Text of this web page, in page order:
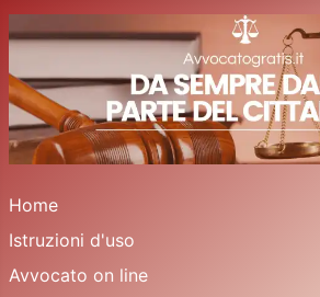
Home
Istruzioni d'uso
Avvocato on line